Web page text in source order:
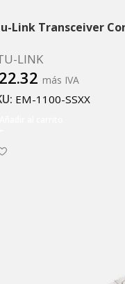
Link Transceiver
LINK
más IVA
EM-1100-SSXX